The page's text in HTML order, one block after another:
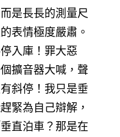
是長長的測量尺
表情極度嚴肅。
入庫！罪大惡
擴音器大喊，聲
斜停！我只是垂
緊為自己辯解，
直泊車？那是在